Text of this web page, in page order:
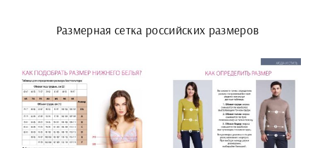
Размерная сетка российских размеров